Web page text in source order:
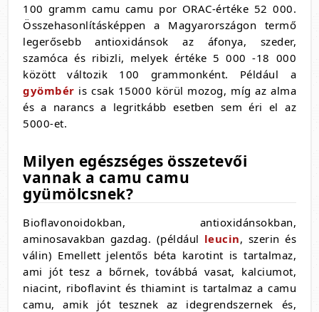
100 gramm camu camu por ORAC-értéke 52 000.
Összehasonlításképpen a Magyarországon termő
legerősebb antioxidánsok az áfonya, szeder,
szamóca és ribizli, melyek értéke 5 000 -18 000
között változik 100 grammonként. Például a
gyömbér is csak 15000 körül mozog, míg az alma
és a narancs a legritkább esetben sem éri el az
5000-et.
Milyen egészséges összetevői
vannak a camu camu
gyümölcsnek?
Bioflavonoidokban, antioxidánsokban,
aminosavakban gazdag. (például leucin, szerin és
válin) Emellett jelentős béta karotint is tartalmaz,
ami jót tesz a bőrnek, továbbá vasat, kalciumot,
niacint, riboflavint és thiamint is tartalmaz a camu
camu, amik jót tesznek az idegrendszernek és,